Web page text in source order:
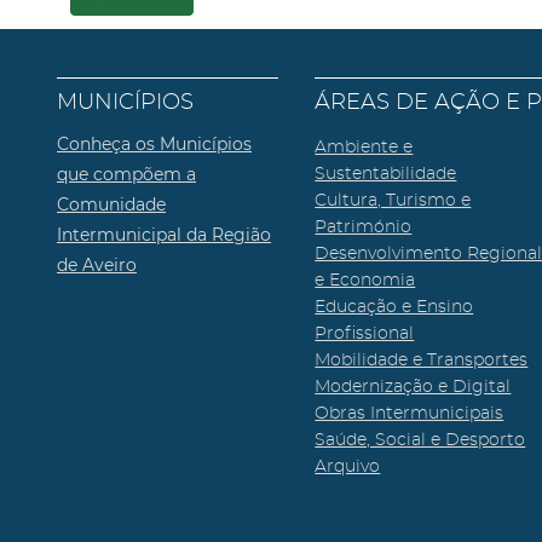
MUNICÍPIOS
Conheça os Municípios
que compõem a
Comunidade
Intermunicipal da Região
de Aveiro
ÁREAS DE AÇÃO E
Ambiente e
Sustentabilidade
Cultura, Turismo e
Património
Desenvolvimento Regional
e Economia
Educação e Ensino
Profissional
Mobilidade e Transportes
Modernização e Digital
Obras Intermunicipais
Saúde, Social e Desporto
Arquivo